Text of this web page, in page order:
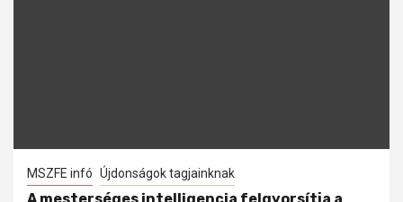
MSZFE infó Újdonságok tagjainknak
A mesterséges intelligencia felgyorsítja a